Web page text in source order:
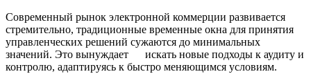
Современный рынок электронной коммерции развивается
стремительно, традиционные временные окна для принятия
управленческих решений сужаются до минимальных
значений. Это вынуждает искать новые подходы к аудиту и
контролю, адаптируясь к быстро меняющимся условиям.